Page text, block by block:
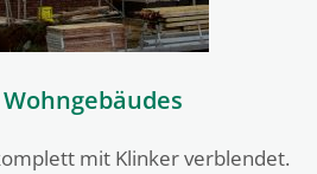
mit Klinker verblendet.